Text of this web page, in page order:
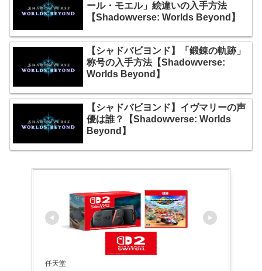
ール・モエル」絵違いの入手方法
【Shadowverse: Worlds Beyond】
【シャドバビヨンド】「鍛錬の軌跡」
称号の入手方法【Shadowverse:
Worlds Beyond】
【シャドバビヨンド】イヴマリーの声
優は誰？【Shadowverse: Worlds
Beyond】
任天堂